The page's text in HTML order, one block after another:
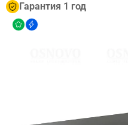
Гарантия 1 год